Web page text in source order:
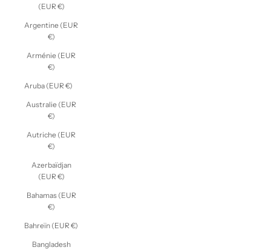
(EUR €)
Argentine (EUR
€)
Arménie (EUR
€)
Aruba (EUR €)
Australie (EUR
€)
Autriche (EUR
€)
Azerbaïdjan
(EUR €)
Bahamas (EUR
€)
Bahreïn (EUR €)
Bangladesh